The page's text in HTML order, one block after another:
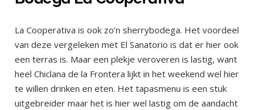
La Cooperativa is ook zo’n sherrybodega. Het voordeel
van deze vergeleken met El Sanatorio is dat er hier ook
een terras is. Maar een plekje veroveren is lastig, want
heel Chiclana de la Frontera lijkt in het weekend wel hier
te willen drinken en eten. Het tapasmenu is een stuk
uitgebreider maar het is hier wel lastig om de aandacht